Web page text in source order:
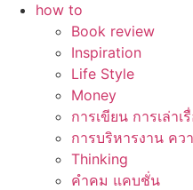
how to
Book review
Inspiration
Life Style
Money
การเขียน การเล่าเ
การบริหารงาน คว
Thinking
คำคม แคบชั่น